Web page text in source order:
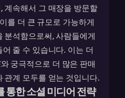
계속해서 그 매장을 방문할
를 더 큰 규모로 가능하게
분석함으로써, 사람들에게
줄 수 있습니다. 이는 더
와 궁극적으로 더 많은 판매
관계 모두를 얻는 것입니다.
통한 소셜 미디어 전략